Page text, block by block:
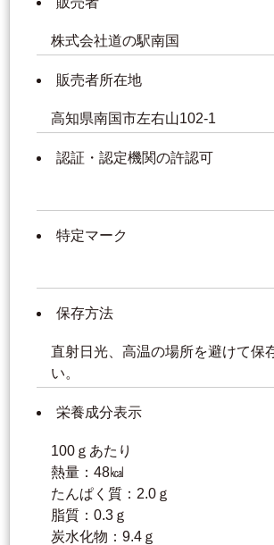
株式会社道の駅南国
販売者所在地
高知県南国市左右山102-1
認証・認定機関の許認可
特定マーク
保存方法
直射日光、高温の場所を避けて保
い。
栄養成分表示
100ｇあたり
熱量：48㎉
たんぱく質：2.0ｇ
脂質：0.3ｇ
炭水化物：9.4ｇ